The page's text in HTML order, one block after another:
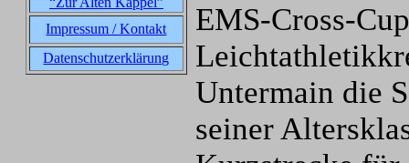
Impressum / Kontakt
Datenschutzerklärung
EMS-Cross-
Untermain die
seiner